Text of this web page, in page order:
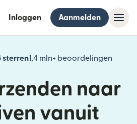
Inloggen Aanmelden
sterren1,4 mln+ beoordelingen
naar
vanuit